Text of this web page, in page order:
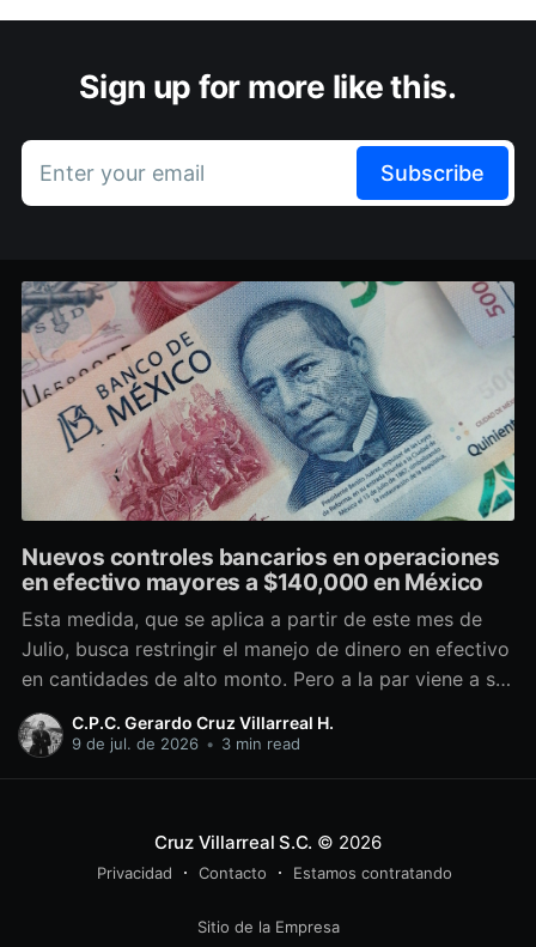
Sign up for more like this.
Enter your email Subscribe
Nuevos controles bancarios en operaciones
en efectivo mayores a $140,000 en México
Esta medida, que se aplica a partir de este mes de
Julio, busca restringir el manejo de dinero en efectivo
en cantidades de alto monto. Pero a la par viene a ser
un candado operativo adicional con el que cumplir.
Antecedentes Desde hace casi 20 años, las
C.P.C. Gerardo Cruz Villarreal H.
9 de jul. de 2026 • 3 min read
Cruz Villarreal S.C. © 2026
Privacidad Contacto Estamos contratando
Sitio de la Empresa